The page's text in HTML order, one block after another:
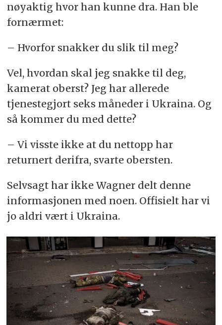
nøyaktig hvor han kunne dra. Han ble
fornærmet:
– Hvorfor snakker du slik til meg?
Vel, hvordan skal jeg snakke til deg,
kamerat oberst? Jeg har allerede
tjenestegjort seks måneder i Ukraina. Og
så kommer du med dette?
– Vi visste ikke at du nettopp har
returnert derifra, svarte obersten.
Selvsagt har ikke Wagner delt denne
informasjonen med noen. Offisielt har vi
jo aldri vært i Ukraina.